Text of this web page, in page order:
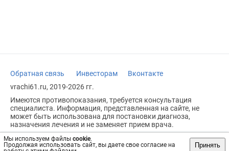
Мы используем файлы cookie.
Продолжая использовать сайт, вы даете свое согласие на
Принять
Обратная связь Инвесторам
Вконтакте
vrachi61.ru, 2019-2026 гг.
Имеются противопоказания, требуется консультация
специалиста. Информация, представленная на сайте, не
может быть использована для постановки диагноза,
назначения лечения и не заменяет прием врача.
Возрастное ограничение: 18+